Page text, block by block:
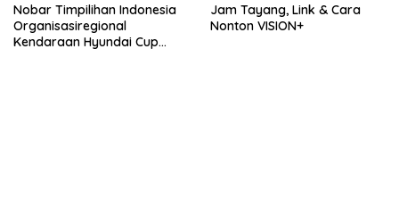
Nobar Timpilihan Indonesia
Organisasiregional
Kendaraan Hyundai Cup
Jam Tayang, Link & Cara
Nonton VISION+